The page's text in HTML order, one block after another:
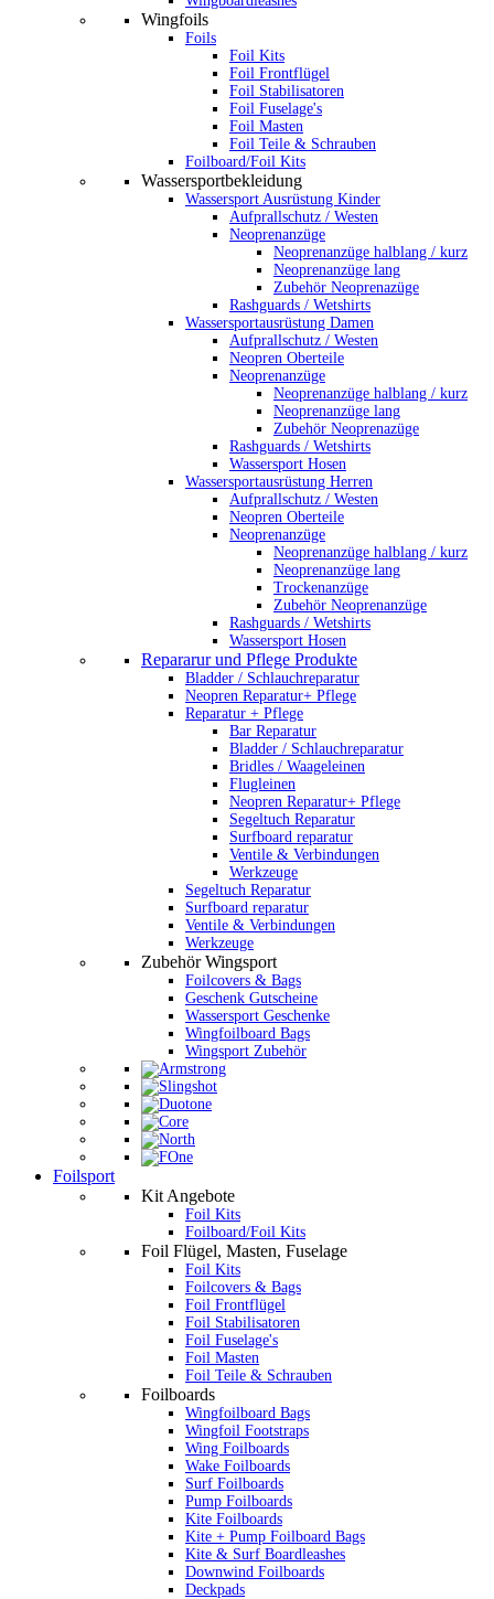
Wingfoils
Foils
Foil Kits
Foil Frontflügel
Foil Stabilisatoren
Foil Fuselage's
Foil Masten
Foil Teile & Schrauben
Foilboard/Foil Kits
Wassersportbekleidung
Wassersport Ausrüstung Kinder
Aufprallschutz / Westen
Neoprenanzüge
Neoprenanzüge halblang / kurz
Neoprenanzüge lang
Zubehör Neoprenazüge
Rashguards / Wetshirts
Wassersportausrüstung Damen
Aufprallschutz / Westen
Neopren Oberteile
Neoprenanzüge
Neoprenanzüge halblang / kurz
Neoprenanzüge lang
Zubehör Neoprenazüge
Rashguards / Wetshirts
Wassersport Hosen
Wassersportausrüstung Herren
Aufprallschutz / Westen
Neopren Oberteile
Neoprenanzüge
Neoprenanzüge halblang / kurz
Neoprenanzüge lang
Trockenanzüge
Zubehör Neoprenanzüge
Rashguards / Wetshirts
Wassersport Hosen
Repararur und Pflege Produkte
Bladder / Schlauchreparatur
Neopren Reparatur+ Pflege
Reparatur + Pflege
Bar Reparatur
Bladder / Schlauchreparatur
Bridles / Waageleinen
Flugleinen
Neopren Reparatur+ Pflege
Segeltuch Reparatur
Surfboard reparatur
Ventile & Verbindungen
Werkzeuge
Segeltuch Reparatur
Surfboard reparatur
Ventile & Verbindungen
Werkzeuge
Zubehör Wingsport
Foilcovers & Bags
Geschenk Gutscheine
Wassersport Geschenke
Wingfoilboard Bags
Wingsport Zubehör
Foilsport
Kit Angebote
Foil Kits
Foilboard/Foil Kits
Foil Flügel, Masten, Fuselage
Foil Kits
Foilcovers & Bags
Foil Frontflügel
Foil Stabilisatoren
Foil Fuselage's
Foil Masten
Foil Teile & Schrauben
Foilboards
Wingfoilboard Bags
Wingfoil Footstraps
Wing Foilboards
Wake Foilboards
Surf Foilboards
Pump Foilboards
Kite Foilboards
Kite + Pump Foilboard Bags
Kite & Surf Boardleashes
Downwind Foilboards
Deckpads